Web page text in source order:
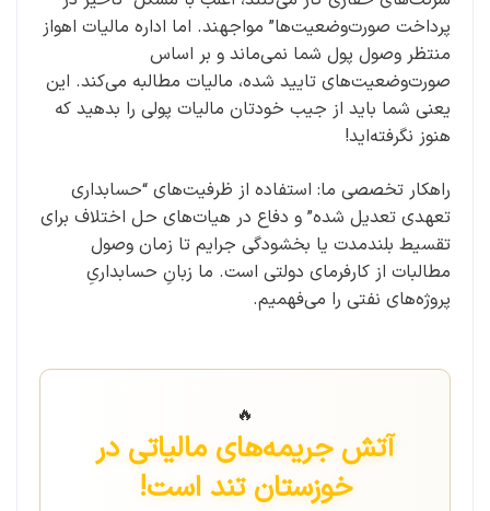
پرداخت صورت‌وضعیت‌ها” مواجهند. اما اداره مالیات اهواز
منتظر وصول پول شما نمی‌ماند و بر اساس
صورت‌وضعیت‌های تایید شده، مالیات مطالبه می‌کند. این
یعنی شما باید از جیب خودتان مالیات پولی را بدهید که
هنوز نگرفته‌اید!
راهکار تخصصی ما: استفاده از ظرفیت‌های “حسابداری
تعهدی تعدیل شده” و دفاع در هیات‌های حل اختلاف برای
تقسیط بلندمدت یا بخشودگی جرایم تا زمان وصول
مطالبات از کارفرمای دولتی است. ما زبانِ حسابداریِ
پروژه‌های نفتی را می‌فهمیم.
🔥
آتش جریمه‌های مالیاتی در
خوزستان تند است!